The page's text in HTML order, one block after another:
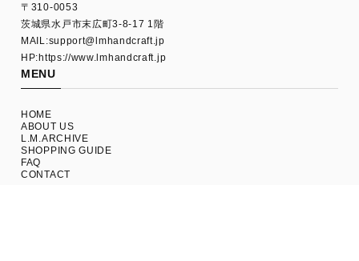
〒310-0053
茨城県水戸市末広町3-8-17 1階
MAIL:support@lmhandcraft.jp
HP:https://www.lmhandcraft.jp
MENU
HOME
ABOUT US
L.M.ARCHIVE
SHOPPING GUIDE
FAQ
CONTACT